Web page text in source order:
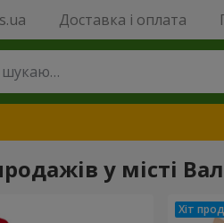
Доставка і оплата
у місті